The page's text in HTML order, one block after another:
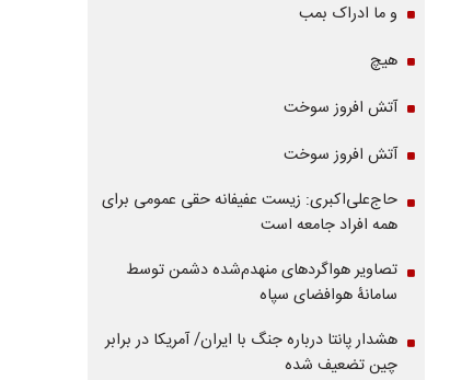
و ما ادراک بمب
هیچ
آتش افروز سوخت
آتش افروز سوخت
حاج‌علی‌اکبری: زیست عفیفانه حقی عمومی برای
همه افراد جامعه است
تصاویر هواگردهای منهدم‌شده دشمن توسط
سامانۀ هوافضای سپاه
هشدار پانتا درباره جنگ با ایران/ آمریکا در برابر
چین تضعیف شده